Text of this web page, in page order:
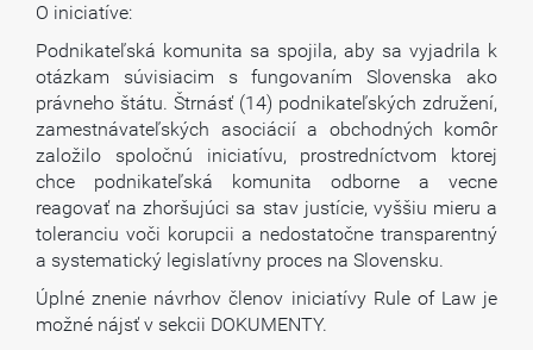
O iniciatíve:
Podnikateľská komunita sa spojila, aby sa vyjadrila k
otázkam súvisiacim s fungovaním Slovenska ako
právneho štátu. Štrnásť (14) podnikateľských združení,
zamestnávateľských asociácií a obchodných komôr
založilo spoločnú iniciatívu, prostredníctvom ktorej
chce podnikateľská komunita odborne a vecne
reagovať na zhoršujúci sa stav justície, vyššiu mieru a
toleranciu voči korupcii a nedostatočne transparentný
a systematický legislatívny proces na Slovensku.
Úplné znenie návrhov členov iniciatívy Rule of Law je
možné nájsť v sekcii DOKUMENTY.